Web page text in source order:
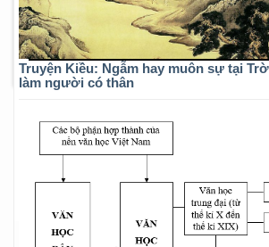
Truyện Kiều: Ngẫm hay muôn sự tại
làm người có thân